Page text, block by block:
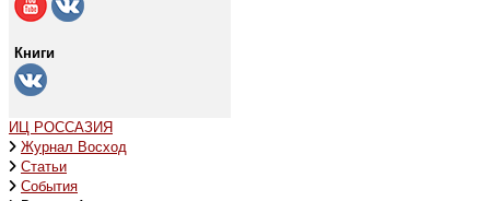
Книги
ИЦ РОССАЗИЯ
Журнал Восход
Статьи
События